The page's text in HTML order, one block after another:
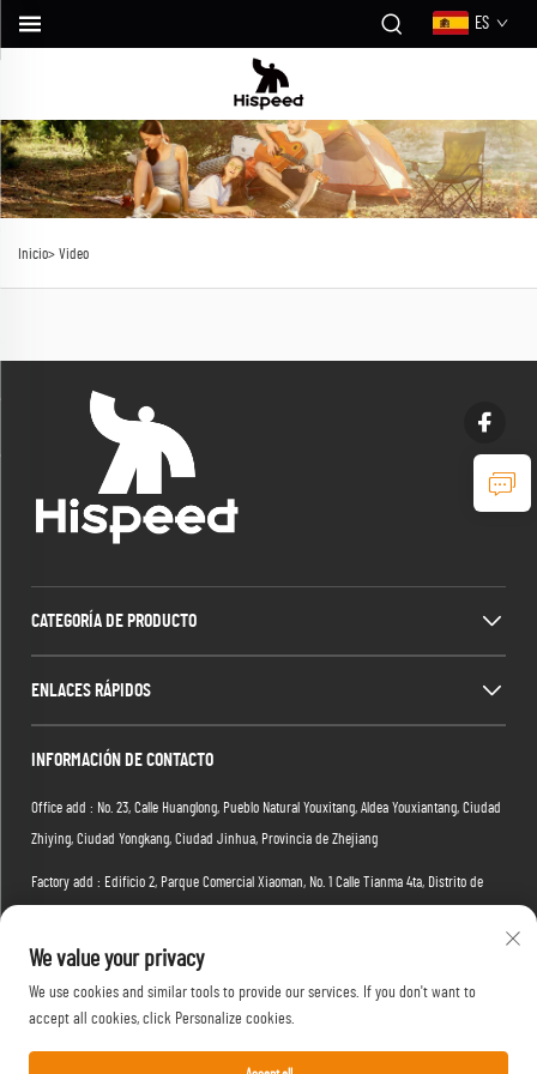
ES
Inicio> Video
CATEGORÍA DE PRODUCTO
ENLACES RÁPIDOS
INFORMACIÓN DE CONTACTO
Office add : No. 23, Calle Huanglong, Pueblo Natural Youxitang, Aldea Youxiantang, Ciudad
Zhiying, Ciudad Yongkang, Ciudad Jinhua, Provincia de Zhejiang
Factory add : Edificio 2, Parque Comercial Xiaoman, No. 1 Calle Tianma 4ta, Distrito de
Correo electrónico :[email protected]
Teléfono:+86-15088234353
We value your privacy
We use cookies and similar tools to provide our services. If you don't want to
accept all cookies, click Personalize cookies.